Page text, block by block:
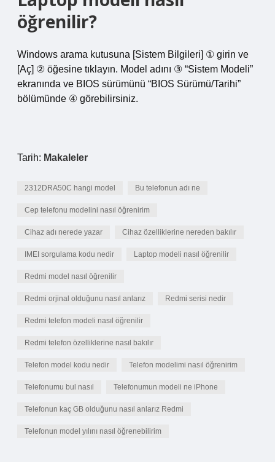
öğrenilir?
Windows arama kutusuna [Sistem Bilgileri] ① girin ve
[Aç] ② öğesine tıklayın. Model adını ③ “Sistem Modeli”
ekranında ve BIOS sürümünü “BIOS Sürümü/Tarihi”
bölümünde ④ görebilirsiniz.
Tarih: Makaleler
2312DRA50C hangi model Bu telefonun adı ne
Cep telefonu modelini nasıl öğrenirim
Cihaz adı nerede yazar Cihaz özelliklerine nereden bakılır
IMEI sorgulama kodu nedir Laptop modeli nasıl öğrenilir
Redmi model nasıl öğrenilir
Redmi orjinal olduğunu nasıl anlarız Redmi serisi nedir
Redmi telefon modeli nasıl öğrenilir
Redmi telefon özelliklerine nasıl bakılır
Telefon model kodu nedir Telefon modelimi nasıl öğrenirim
Telefonumu bul nasıl Telefonumun modeli ne iPhone
Telefonun kaç GB olduğunu nasıl anlarız Redmi
Telefonun model yılını nasıl öğrenebilirim